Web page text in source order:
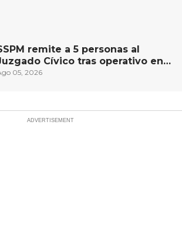
remite a 5 personas al
Cívico tras operativo en
Juan del Río
05, 2026